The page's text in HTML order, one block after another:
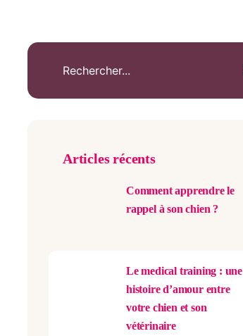
Articles récents
Comment apprendre le
rappel à son chien ?
Le medical training : une
histoire d’amour entre
votre chien et son
vétérinaire